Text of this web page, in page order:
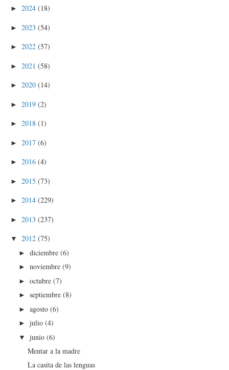
► 2024 (18)
► 2023 (54)
► 2022 (57)
► 2021 (58)
► 2020 (14)
► 2019 (2)
► 2018 (1)
► 2017 (6)
► 2016 (4)
► 2015 (73)
► 2014 (229)
► 2013 (237)
▼ 2012 (75)
►diciembre(6)
►noviembre(9)
►octubre(7)
►septiembre(8)
►agosto(6)
►julio(4)
▼junio(6)
Mentar a la madre
La casita de las lenguas